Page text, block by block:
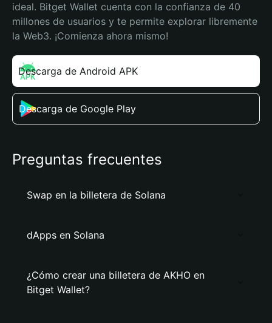
ideal. Bitget Wallet cuenta con la confianza de 40
millones de usuarios y te permite explorar libremente
la Web3. ¡Comienza ahora mismo!
Descarga de Android APK
Descarga de Google Play
Preguntas frecuentes
Swap en la billetera de Solana
dApps en Solana
¿Cómo crear una billetera de AKHO en
Bitget Wallet?